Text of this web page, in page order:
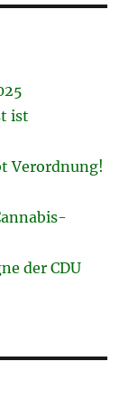
ist
Verordnung!
der CDU